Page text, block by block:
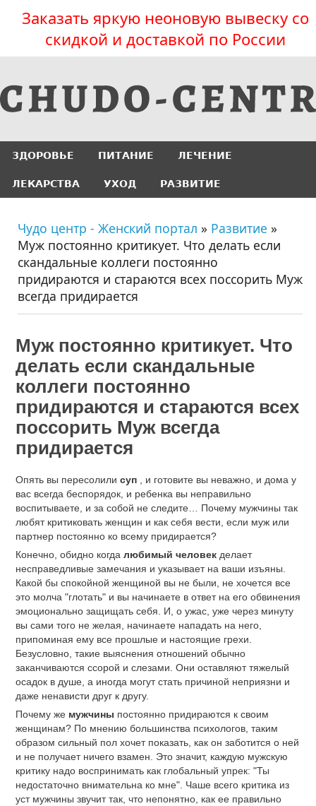
Заказать яркую неоновую вывеску со
скидкой и доставкой по России
ЗДОРОВЬЕ ПИТАНИЕ ЛЕЧЕНИЕ
ЛЕКАРСТВА УХОД РАЗВИТИЕ
Чудо центр - Женский портал » Развитие »
Муж постоянно критикует. Что делать если
скандальные коллеги постоянно
придираются и стараются всех поссорить Муж
всегда придирается
Муж постоянно критикует. Что
делать если скандальные
коллеги постоянно
придираются и стараются всех
поссорить Муж всегда
придирается
Опять вы пересолили суп
, и готовите вы неважно, и дома у
вас всегда беспорядок, и ребенка вы неправильно
воспитываете, и за собой не следите… Почему мужчины так
любят критиковать женщин и как себя вести, если муж или
партнер постоянно ко всему придирается?
Конечно, обидно когда любимый человек делает
несправедливые замечания и указывает на ваши изъяны.
Какой бы спокойной женщиной вы не были, не хочется все
это молча "глотать" и вы начинаете в ответ на его обвинения
эмоционально защищать себя. И, о ужас, уже через минуту
вы сами того не желая, начинаете нападать на него,
припоминая ему все прошлые и настоящие грехи.
Безусловно, такие выяснения отношений обычно
заканчиваются ссорой и слезами. Они оставляют тяжелый
осадок в душе, а иногда могут стать причиной неприязни и
даже ненависти друг к другу.
Почему же мужчины постоянно придираются к своим
женщинам? По мнению большинства психологов, таким
образом сильный пол хочет показать, как он заботится о ней
и не получает ничего взамен. Это значит, каждую мужскую
критику надо воспринимать как глобальный упрек: "Ты
недостаточно внимательна ко мне". Чаше всего критика из
уст мужчины звучит так, что непонятно, как ее правильно